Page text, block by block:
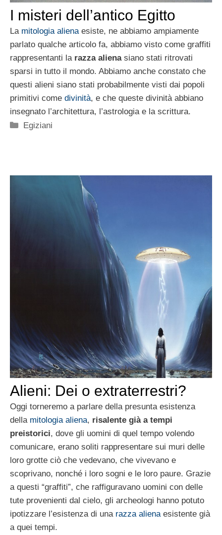
I misteri dell’antico Egitto
Lamitologia alienaesiste, ne abbiamo ampiamente
parlato qualche articolo fa, abbiamo visto come graffiti
rappresentanti la razza alienasiano stati ritrovati
sparsi in tutto il mondo. Abbiamo anche constato che
questi alieni siano stati probabilmente visti dai popoli
primitivi come divinità, e che queste divinità abbiano
insegnato l’architettura, l’astrologia e la scrittura.
Categorie
Egiziani
Alieni: Dei o extraterrestri?
Oggi torneremo a parlare della presunta esistenza
della mitologia aliena, risalente già a tempi
preistorici, dove gli uomini di quel tempo volendo
comunicare, erano soliti rappresentare sui muri delle
loro grotte ciò che vedevano, che vivevano e
scoprivano, nonché i loro sogni e le loro paure. Grazie
a questi “graffiti”, che raffiguravano uomini con delle
tute provenienti dal cielo, gli archeologi hanno potuto
ipotizzare l’esistenza di una razza alienaesistente già
a quei tempi.